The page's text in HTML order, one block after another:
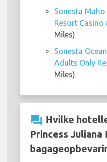
Sonesta Maho
Resort Casino
Miles)
Sonesta
Adults Only
Miles)
question_answer Hvilke
Princess